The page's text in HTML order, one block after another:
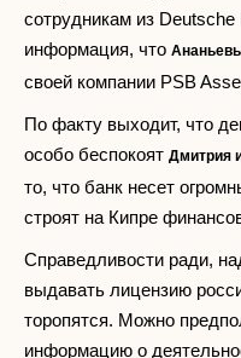
сотрудникам из
информация, что
своей компании PSB
По факту выходит, что
особо беспокоят Дмитрия
то, что банк несет
строят на Кипре
Справедливости ради,
выдавать лицензию
торопятся. Можно
информацию о